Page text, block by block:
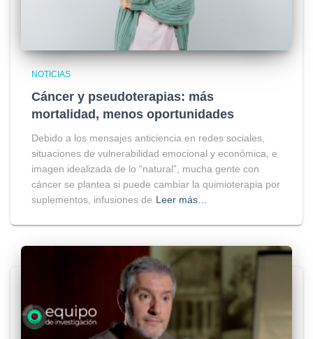
NOTICIAS
Cáncer y pseudoterapias: más
mortalidad, menos oportunidades
Debido a los mensajes anticiencia en redes sociales,
situaciones de vulnerabilidad emocional y económica, e
imagen idealizada de lo “natural”, mucha gente con
cáncer se plantea si puede cambiar la quimioterapia por
suplementos, infusiones de Leer más…